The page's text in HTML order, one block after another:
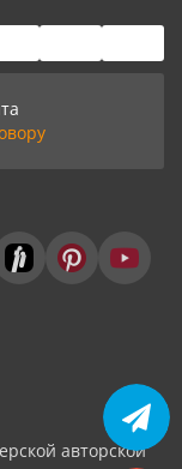
авторской